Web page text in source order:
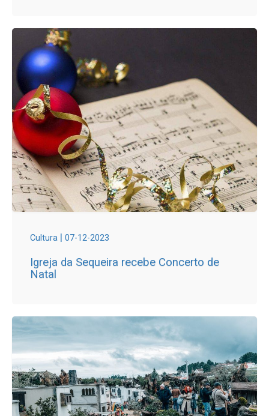
Cultura | 07-12-2023
Igreja da Sequeira recebe Concerto de
Natal